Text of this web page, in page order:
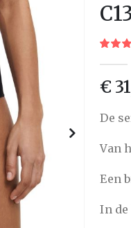
van
€
De
Van
Een
In